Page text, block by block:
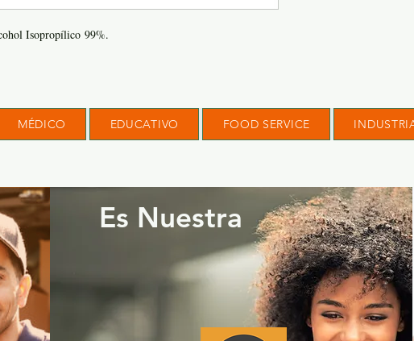
Isopropílico 99%.
MÉDICO EDUCATIVO FOOD SERVICE
Es Nuestra